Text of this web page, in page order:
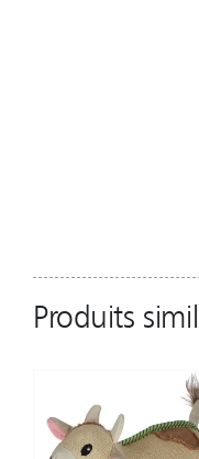
Produits